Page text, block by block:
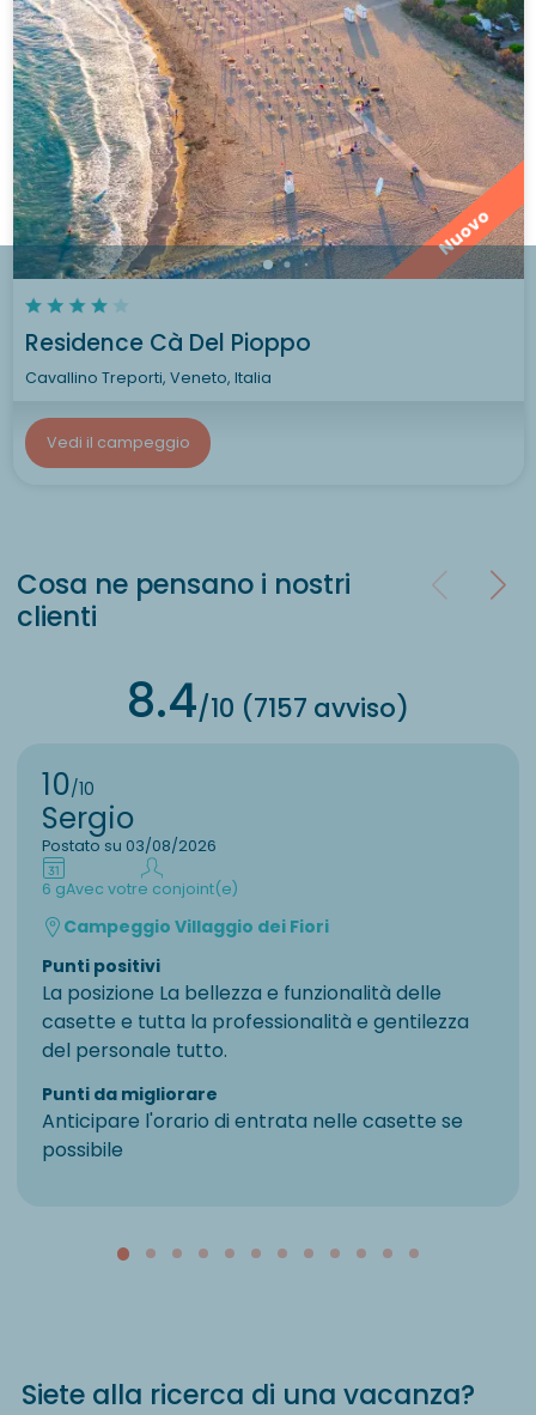
Nuovo
Residence Cà Del Pioppo
Cavallino Treporti, Veneto, Italia
Vedi il campeggio
Cosa ne pensano i nostri
clienti
8.4/10 (7157 avviso)
10/10
Sergio
Postato su 03/08/2026
6 gAvec votre conjoint(e)
Campeggio Villaggio dei Fiori
Punti positivi
La posizione La bellezza e funzionalità delle
casette e tutta la professionalità e gentilezza
del personale tutto.
Punti da migliorare
Anticipare l'orario di entrata nelle casette se
possibile
Siete alla ricerca di una vacanza?